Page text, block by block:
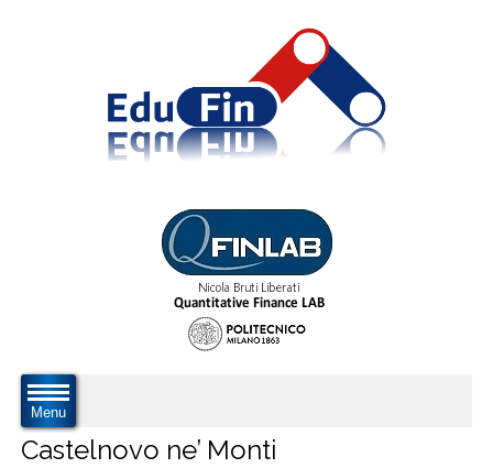
Menu
Castelnovo ne’ Monti